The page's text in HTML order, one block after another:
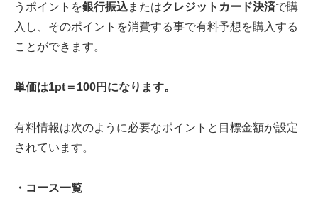
うポイントを銀行振込またはクレジットカード決済で購
入し、そのポイントを消費する事で有料予想を購入する
ことができます。
単価は1pt＝100円になります。
有料情報は次のように必要なポイントと目標金額が設定
されています。
・コース一覧